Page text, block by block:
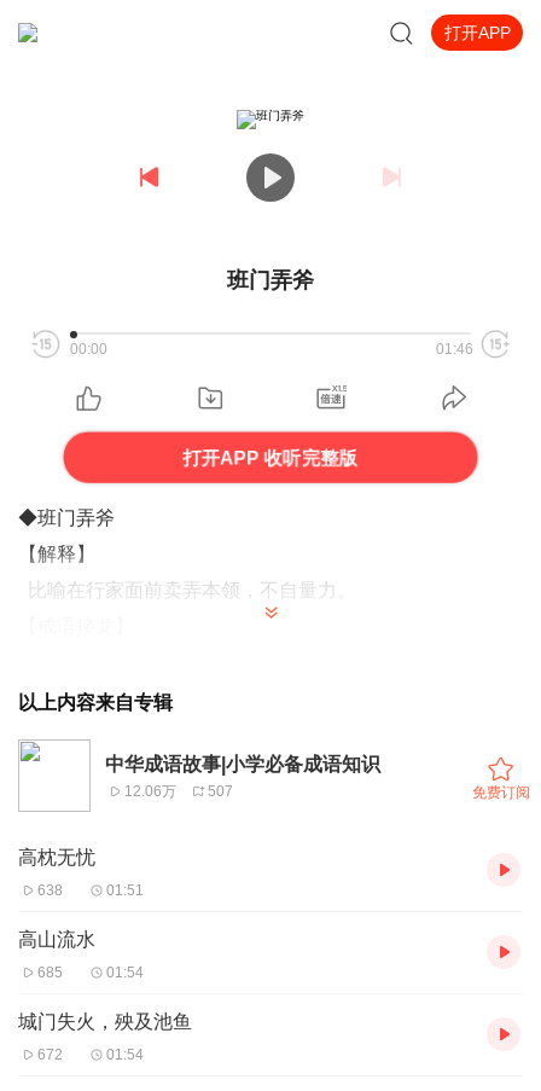
打开APP
班门弄斧
00:00 01:46
打开APP 收听完整版
◆班门弄斧
【解释】
比喻在行家面前卖弄本领，不自量力。
《成语三百则》◎林熙 编
背景音乐：采花
以上内容来自专辑
中华成语故事|小学必备成语知识
12.06万 507 免费订阅
高枕无忧
638 01:51
高山流水
685 01:54
城门失火，殃及池鱼
672 01:54